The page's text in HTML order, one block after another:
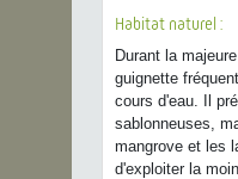
Habitat naturel :
Durant la
guignette
cours d'eau. Il
sablonneuses,
mangrove et les
d'exploiter la